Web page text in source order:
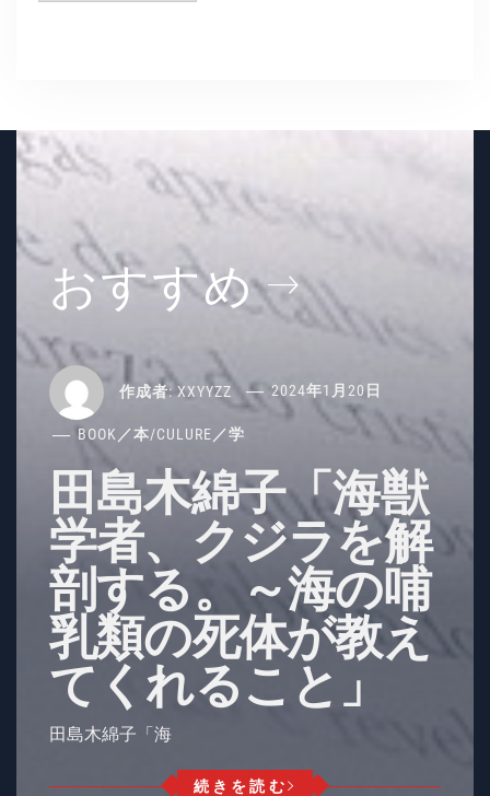
おすすめ
作成者: XXYYZZ 2024年1月20日
BOOK／本/CULURE／学
田島木綿子「海獣
学者、クジラを解
剖する。～海の哺
乳類の死体が教え
てくれること」
田島木綿子「海
続きを読む